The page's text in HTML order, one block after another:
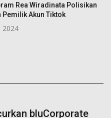
Rea Wiradinata Polisikan
Pemilik Akun Tiktok
2024
bluCorporate